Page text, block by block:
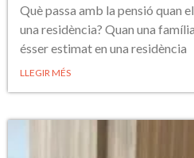
Què passa amb la pensió quan
una residència? Quan una
ésser estimat en una residència
LLEGIR MÉS